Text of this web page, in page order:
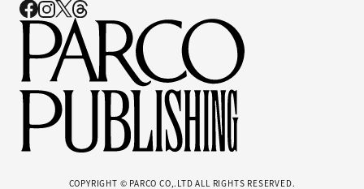
COPYRIGHT © PARCO CO,.LTD ALL RIGHTS RESERVED.